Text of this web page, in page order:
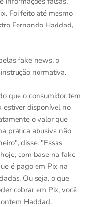
Foi feito até mesmo
Fernando Haddad,
fake news, o
normativa.
que o consumidor tem
estiver disponível no
o valor que
prática abusiva não
disse. "Essas
com base na fake
é pago em Pix na
Ou seja, o que
cobrar em Pix, você
Haddad.